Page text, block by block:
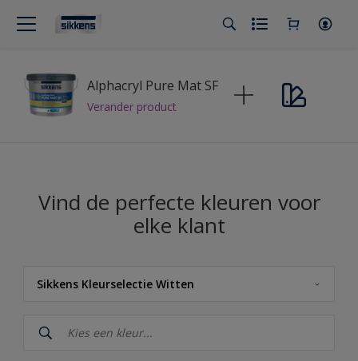
Alphacryl Pure Mat SF
Verander product
Vind de perfecte kleuren voor
elke klant
Sikkens Kleurselectie Witten
Sikkens